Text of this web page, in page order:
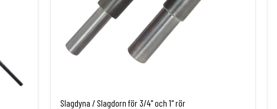
Slagdyna / Slagdorn för 3/4" och 1" rör